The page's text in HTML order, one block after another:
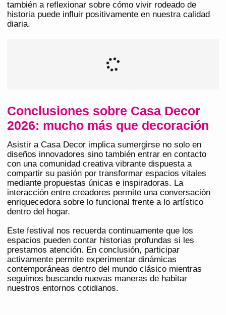
también a reflexionar sobre cómo vivir rodeado de
historia puede influir positivamente en nuestra calidad
diaria.
Conclusiones sobre Casa Decor
2026: mucho más que decoración
Asistir a Casa Decor implica sumergirse no solo en
diseños innovadores sino también entrar en contacto
con una comunidad creativa vibrante dispuesta a
compartir su pasión por transformar espacios vitales
mediante propuestas únicas e inspiradoras. La
interacción entre creadores permite una conversación
enriquecedora sobre lo funcional frente a lo artístico
dentro del hogar.
Este festival nos recuerda continuamente que los
espacios pueden contar historias profundas si les
prestamos atención. En conclusión, participar
activamente permite experimentar dinámicas
contemporáneas dentro del mundo clásico mientras
seguimos buscando nuevas maneras de habitar
nuestros entornos cotidianos.